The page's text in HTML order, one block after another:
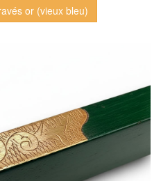
or (vieux bleu)